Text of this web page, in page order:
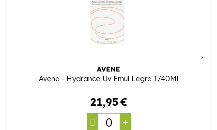
AVENE
Avene - Hydrance Uv Emul Legre T/40Ml
21,95€
0